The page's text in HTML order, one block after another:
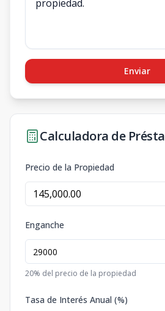
Enviar
Calculadora de
Precio de la Propiedad
Enganche
20% del precio de la propiedad
Tasa de Interés Anual (%)